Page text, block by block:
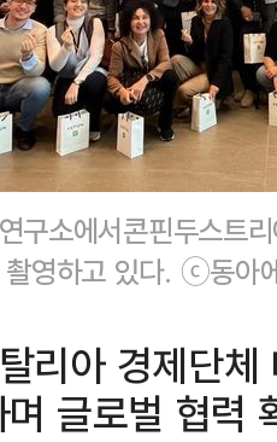
구소에서콘핀두스트
촬영하고 있다. ⓒ동아
리아 경제단
글로벌 협력